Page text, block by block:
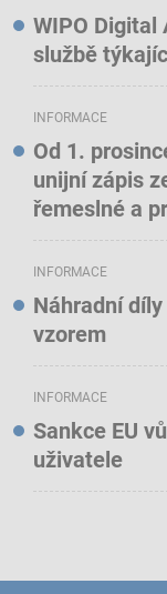
WIPO Digital
službě
INFORMACE
Od 1.
unijní zápis
řemeslné a
INFORMACE
Náhradní
vzorem
INFORMACE
Sankce EU
uživatele